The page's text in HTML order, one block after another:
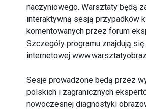
naczyniowego. Warsztaty będą
interaktywną sesją przypadków
komentowanych przez forum
Szczegóły programu znajdują
internetowej
Sesje prowadzone będą przez
polskich i zagranicznych
nowoczesnej diagnostyki